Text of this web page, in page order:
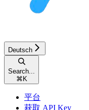
Deutsch
Search...
⌘ K
平台
获取 API Key